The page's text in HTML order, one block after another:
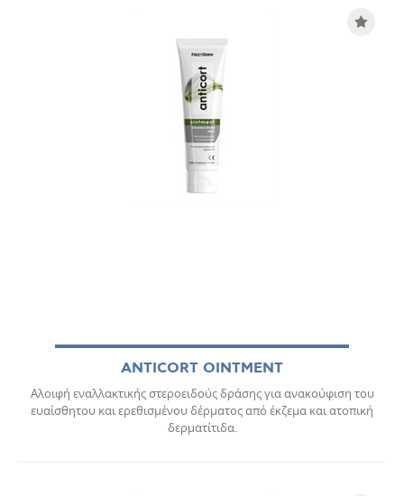
ANTICORT OINTMENT
Αλοιφή εναλλακτικής στεροειδούς δράσης για ανακούφιση του
ευαίσθητου και ερεθισμένου δέρματος από έκζεμα και ατοπική
δερματίτιδα.